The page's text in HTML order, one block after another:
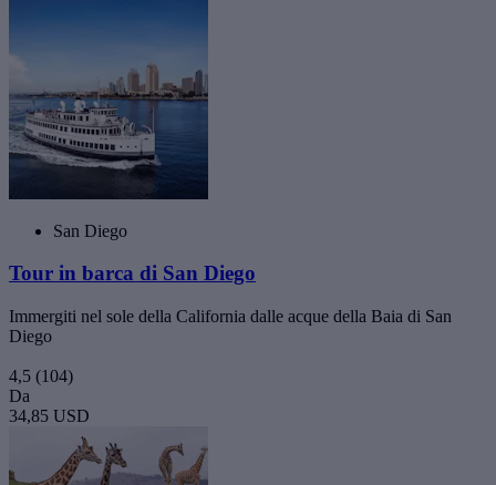
San Diego
Tour in barca di San Diego
Immergiti nel sole della California dalle acque della Baia di San
Diego
4,5 (104)
Da
34,85 USD